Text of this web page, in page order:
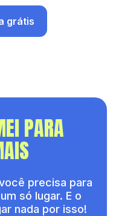
grátis
PARA
precisa para
só lugar. E o
nada por isso!